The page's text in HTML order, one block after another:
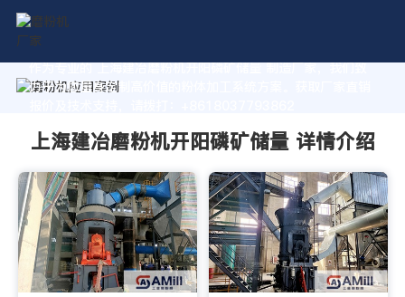
作为专业的 上海建冶磨粉机开阳磷矿储量 制造厂家，我们致
力于为您量身定制高价值的粉体加工系统方案。获取厂家直销
上海建冶磨粉机开阳磷矿储量 详情介绍